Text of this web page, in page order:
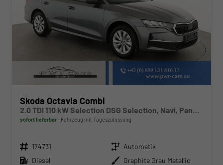
Skoda Octavia Combi
sofort lieferbar Fahrzeug mit Tageszulassung
Fahrzeugnr. 174731 Getriebe Automatik
Kraftstoff Diesel Außenfarbe Graphite Grau Metallic